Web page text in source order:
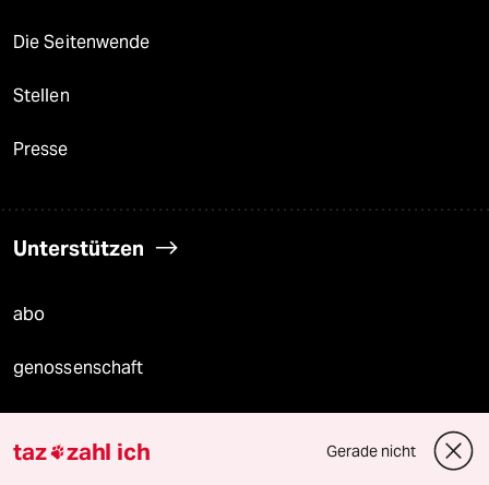
Die Seitenwende
Stellen
Presse
Unterstützen
abo
genossenschaft
taz zahl ich Gerade nicht